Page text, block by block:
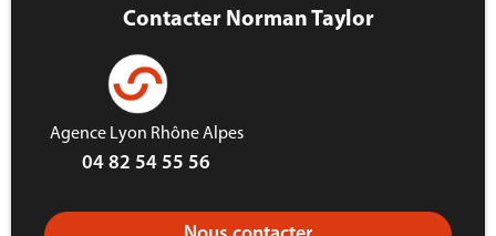
Contacter Norman Taylor
Agence Lyon Rhône Alpes
04 82 54 55 56